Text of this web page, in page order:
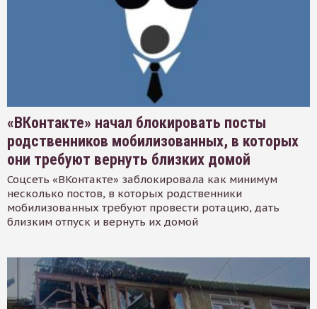
«ВКонтакте» начал блокировать посты
родственников мобилизованных, в которых
они требуют вернуть близких домой
Соцсеть «ВКонтакте» заблокировала как минимум
несколько постов, в которых родственники
мобилизованных требуют провести ротацию, дать
близким отпуск и вернуть их домой